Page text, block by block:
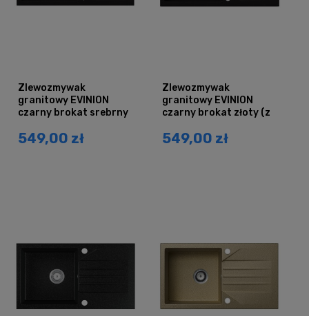
Zlewozmywak
granitowy EVINION
czarny brokat srebrny
549,00 zł
Zlewozmywak
granitowy EVINION
czarny brokat złoty (z
549,00 zł